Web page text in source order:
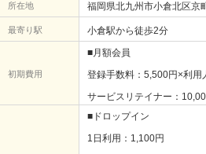
所在地 福岡県北九州市小倉北区
最寄り駅 小倉駅から徒歩2分
初期費用
■月額会員
登録手数料：5,500円×利用
サービスリテイナー：
■ドロップイン
1日利用：1,100円